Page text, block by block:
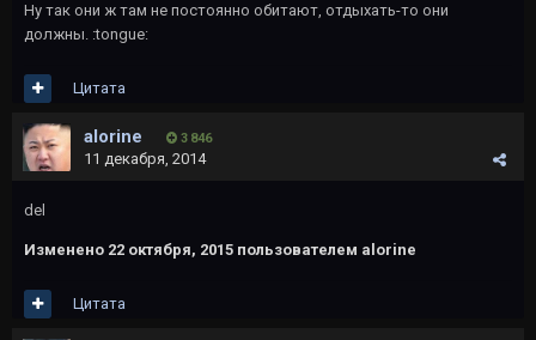
Ну так они ж там не постоянно обитают, отдыхать-то они
должны. :tongue:
Цитата
alorine 3 846
11 декабря, 2014
del
Изменено 22 октября, 2015 пользователем alorine
Цитата